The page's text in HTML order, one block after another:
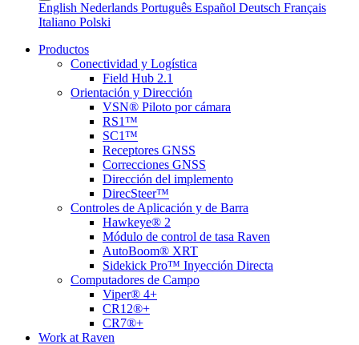
English Nederlands Português Español Deutsch Français
Italiano Polski
Productos
Conectividad y Logística
Field Hub 2.1
Orientación y Dirección
VSN® Piloto por cámara
RS1™
SC1™
Receptores GNSS
Correcciones GNSS
Dirección del implemento
DirecSteer™
Controles de Aplicación y de Barra
Hawkeye® 2
Módulo de control de tasa Raven
AutoBoom® XRT
Sidekick Pro™ Inyección Directa
Computadores de Campo
Viper® 4+
CR12®+
CR7®+
Work at Raven